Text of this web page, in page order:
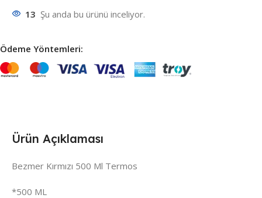
13 Şu anda bu ürünü inceliyor.
Ödeme Yöntemleri:
Ürün Açıklaması
Bezmer Kırmızı 500 Ml Termos
*500 ML